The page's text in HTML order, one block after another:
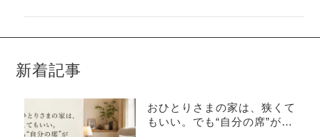
新着記事
おひとりさまの家は、狭くて
もいい。でも“自分の席”がな